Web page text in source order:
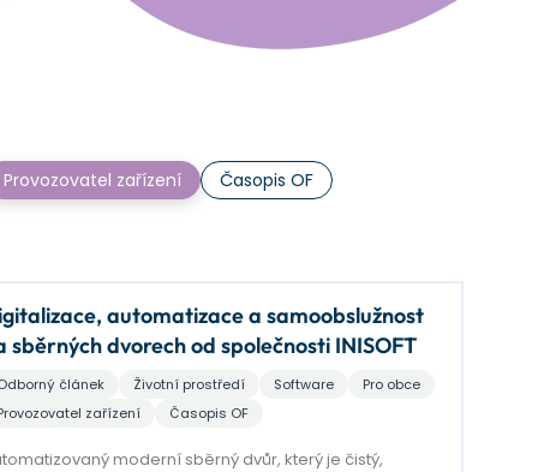
Provozovatel zařízení
Časopis OF
automatizace a samoobslužnost
sběrných dvorech od společnosti INISOFT
článek Životní prostředí Software
Pro obce
zařízení
Časopis OF
moderní sběrný dvůr, který je čistý,